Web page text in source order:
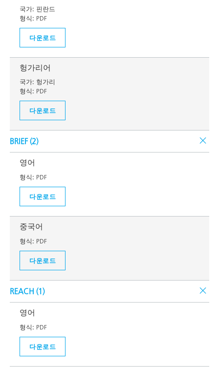
국가: 핀란드
형식: PDF
다운로드
헝가리어
국가: 헝가리
형식: PDF
다운로드
BRIEF (2)
영어
형식: PDF
다운로드
중국어
형식: PDF
다운로드
REACH (1)
영어
형식: PDF
다운로드